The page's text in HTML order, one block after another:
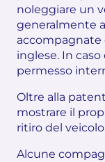
noleggiare un
generalmente
accompagnate
inglese. In
permesso
Oltre alla
mostrare il
ritiro del
Alcune